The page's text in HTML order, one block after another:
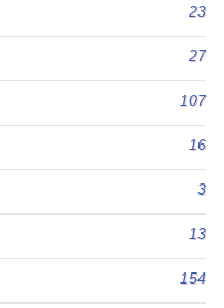
23
27
107
16
3
13
154